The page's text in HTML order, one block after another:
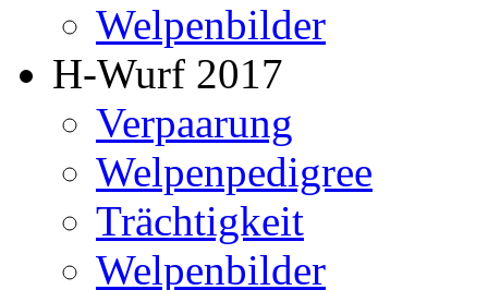
Welpenbilder
H-Wurf 2017
Verpaarung
Welpenpedigree
Trächtigkeit
Welpenbilder